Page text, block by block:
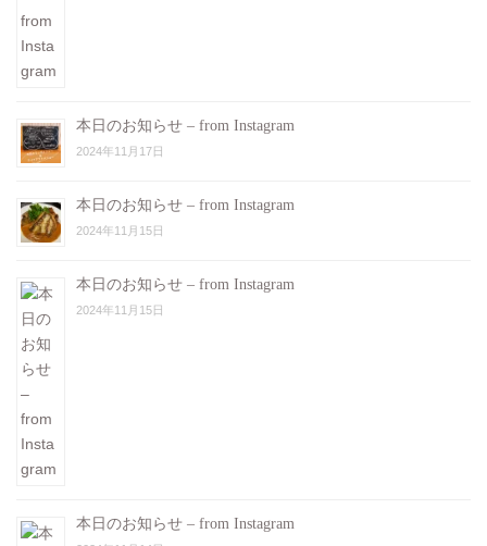
本日のお知らせ – from Instagram
2024年11月17日
本日のお知らせ – from Instagram
2024年11月15日
本日のお知らせ – from Instagram
2024年11月15日
本日のお知らせ – from Instagram